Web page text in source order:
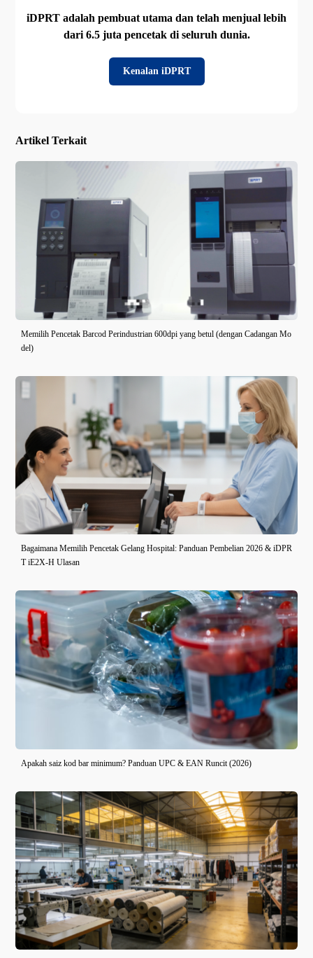
iDPRT adalah pembuat utama dan telah menjual lebih
dari 6.5 juta pencetak di seluruh dunia.
Kenalan iDPRT
Artikel Terkait
Memilih Pencetak Barcod Perindustrian 600dpi yang betul (dengan Cadangan Mo
del)
Bagaimana Memilih Pencetak Gelang Hospital: Panduan Pembelian 2026 & iDPR
T iE2X-H Ulasan
Apakah saiz kod bar minimum? Panduan UPC & EAN Runcit (2026)